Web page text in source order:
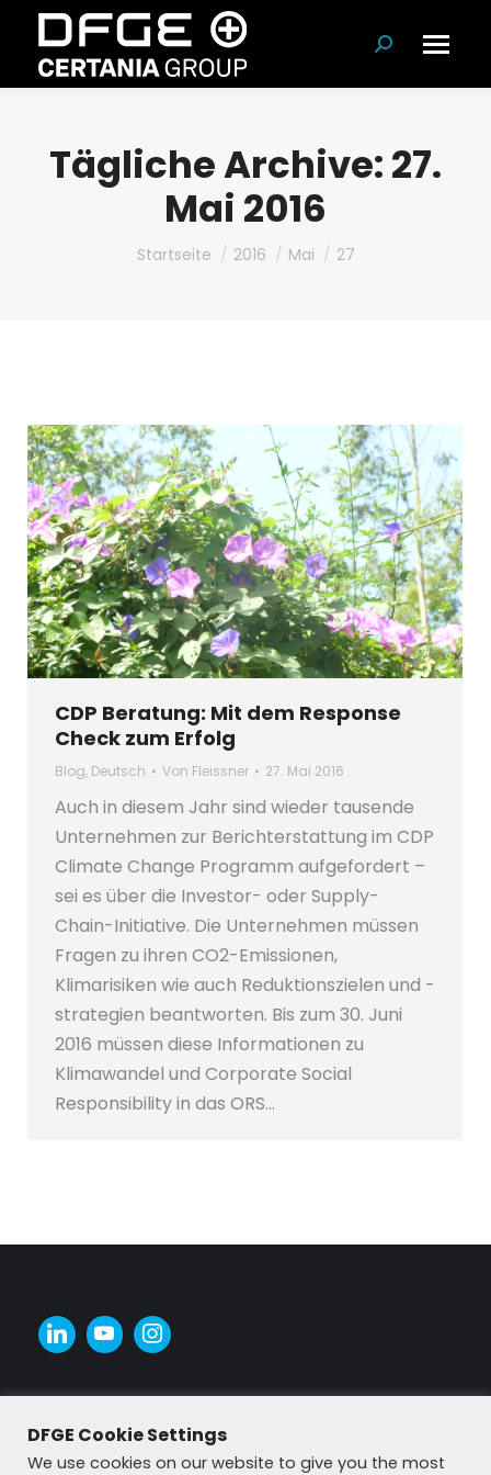
Suchen:
Tägliche Archive:27.
Mai 2016
Du bist hier:
Startseite 2016 Mai 27
CDP Beratung: Mit dem Response
Check zum Erfolg
Blog, Deutsch Von Fleissner 27. Mai 2016
Auch in diesem Jahr sind wieder tausende
Unternehmen zur Berichterstattung im CDP
Climate Change Programm aufgefordert –
sei es über die Investor- oder Supply-
Chain-Initiative. Die Unternehmen müssen
Fragen zu ihren CO2-Emissionen,
Klimarisiken wie auch Reduktionszielen und -
strategien beantworten. Bis zum 30. Juni
2016 müssen diese Informationen zu
Klimawandel und Corporate Social
Responsibility in das ORS…
DFGE Cookie Settings
We use cookies on our website to give you the most